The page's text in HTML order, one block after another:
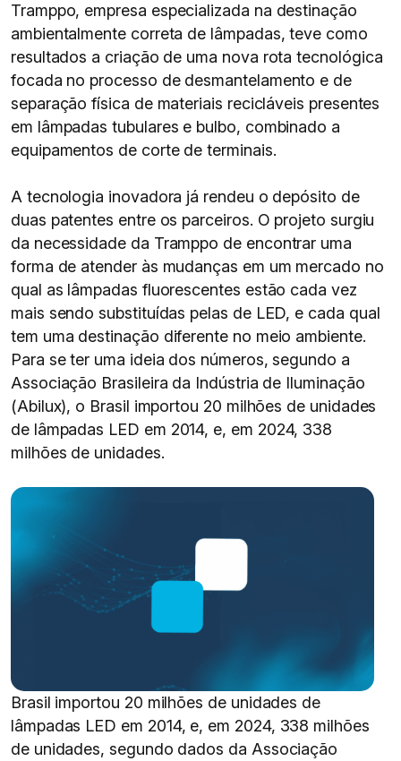
Tramppo, empresa especializada na destinação
ambientalmente correta de lâmpadas, teve como
resultados a criação de uma nova rota tecnológica
focada no processo de desmantelamento e de
separação física de materiais recicláveis presentes
em lâmpadas tubulares e bulbo, combinado a
equipamentos de corte de terminais.
A tecnologia inovadora já rendeu o depósito de
duas patentes entre os parceiros. O projeto surgiu
da necessidade da Tramppo de encontrar uma
forma de atender às mudanças em um mercado no
qual as lâmpadas fluorescentes estão cada vez
mais sendo substituídas pelas de LED, e cada qual
tem uma destinação diferente no meio ambiente.
Para se ter uma ideia dos números, segundo a
Associação Brasileira da Indústria de Iluminação
(Abilux), o Brasil importou 20 milhões de unidades
de lâmpadas LED em 2014, e, em 2024, 338
milhões de unidades.
Brasil importou 20 milhões de unidades de
lâmpadas LED em 2014, e, em 2024, 338 milhões
de unidades, segundo dados da Associação